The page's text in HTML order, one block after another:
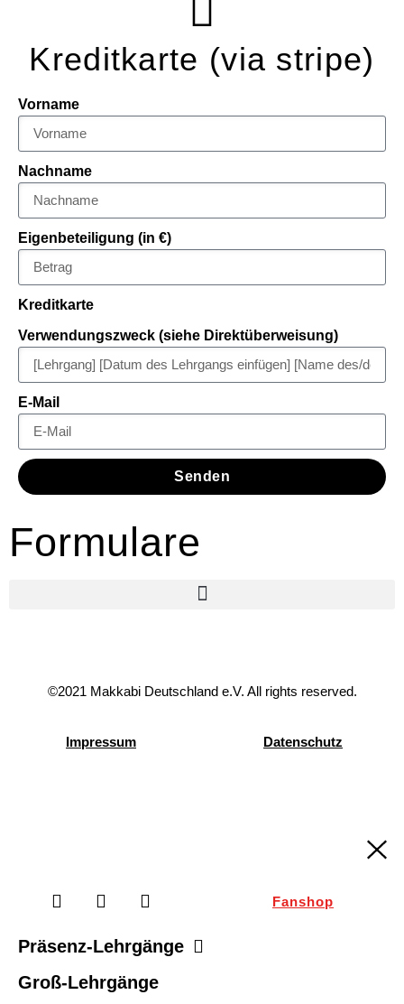
Kreditkarte (via stripe)
Vorname
Nachname
Eigenbeteiligung (in €)
Kreditkarte
Verwendungszweck (siehe Direktüberweisung)
E-Mail
Senden
Formulare
©2021 Makkabi Deutschland e.V. All rights reserved.
Impressum Datenschutz
Fanshop
Präsenz-Lehrgänge
Groß-Lehrgänge